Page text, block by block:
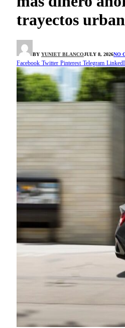
trayectos
BY YUNIET BLANCOJULY 8, 2026NO
Facebook Twitter Pinterest Telegram